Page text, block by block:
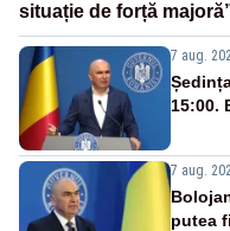
situație de forță
7 aug.
15:00.
7 aug.
putea